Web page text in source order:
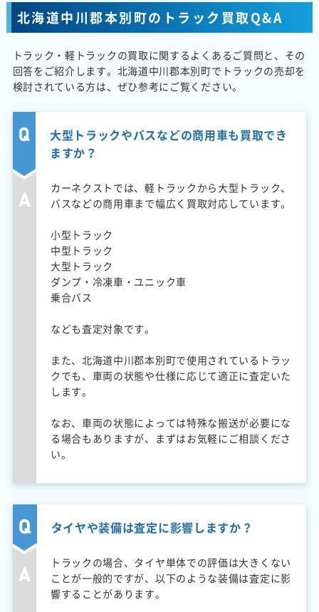
北海道中川郡本別町のトラック買取Q&A
トラック・軽トラックの買取に関するよくあるご質問と、その
回答をご紹介します。北海道中川郡本別町でトラックの売却を
検討されている方は、ぜひ参考にご覧ください。
大型トラックやバスなどの商用車も買取でき
ますか？
カーネクストでは、軽トラックから大型トラック、
バスなどの商用車まで幅広く買取対応しています。
小型トラック
中型トラック
大型トラック
ダンプ・冷凍車・ユニック車
乗合バス
なども査定対象です。
また、北海道中川郡本別町で使用されているトラッ
クでも、車両の状態や仕様に応じて適正に査定いた
します。
なお、車両の状態によっては特殊な搬送が必要にな
る場合もありますが、まずはお気軽にご相談くださ
い。
タイヤや装備は査定に影響しますか？
トラックの場合、タイヤ単体での評価は大きくない
ことが一般的ですが、以下のような装備は査定に影
響することがあります。